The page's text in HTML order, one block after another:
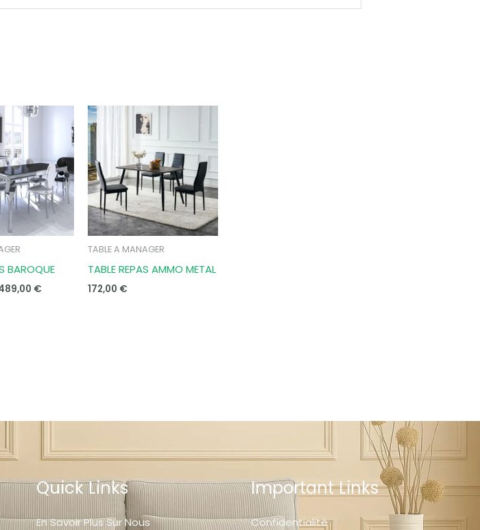
BAROQUE
€
range:
374,00 €
through
489,00 €
TABLE A MANAGER
TABLE REPAS AMMO METAL
172,00 €
Quick Links
En Savoir Plus Sur Nous
Important Links
Confidentialité